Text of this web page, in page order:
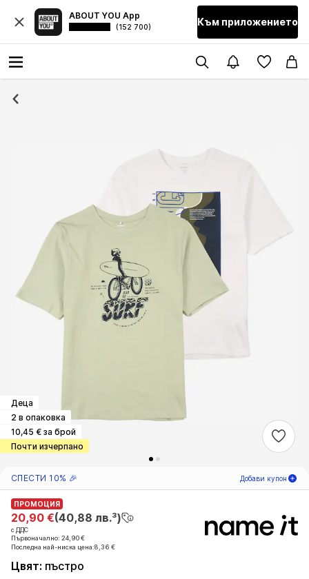
ABOUT YOU App
(152 700) Към приложението
Деца
2 в опаковка
10,45 € за брой
Почти изчерпано
СПЕСТИ 10% 🎉 Добави купон
-10
26
ПРОМОЦИЯ
20,90 €(40,88 лв.³)
с ДДС
Първоначално: 24,90 €
Последна най-ниска цена:8,36 €
ПРОМОЦИЯ
20,90 €(40,88 лв.³)
с ДДС
Първоначално: 24,90 €
Последна най-ниска цена:8,36 €
Цвят: пъстро